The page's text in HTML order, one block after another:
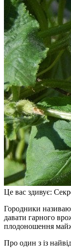
Це вас здивує:
Городники називають огірки досить примхливим овочем, який навіть за умов гарного росту та цвітіння, може не
давати гарного
плодоношення
Про один з із